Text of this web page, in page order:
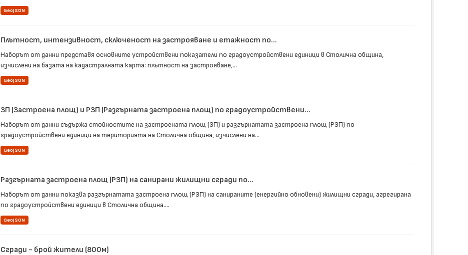
GeoJSON
Плътност, интензивност, сключеност на застрояване и етажност по...
Наборът от данни представя основните устройствени показатели по градоустройствени единици в Столична община,
изчислени на базата на кадастралната карта: плътност на застрояване,...
GeoJSON
ЗП (Застроена площ) и РЗП (Разгърната застроена площ) по градоустройствени...
Наборът от данни съдържа стойностите на застроената площ (ЗП) и разгърнатата застроена площ (РЗП) по
градоустройствени единици на територията на Столична община, изчислени на...
GeoJSON
Разгърната застроена площ (РЗП) на санирани жилищни сгради по...
Наборът от данни показва разгърнатата застроена площ (РЗП) на санираните (енергийно обновени) жилищни сгради, агрегирана
по градоустройствени единици в Столична община....
GeoJSON
Сгради - брой жители (800м)